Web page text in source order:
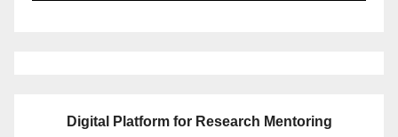
Digital Platform for Research Mentoring